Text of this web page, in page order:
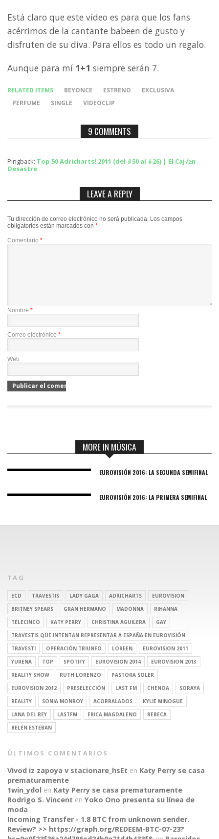
Está claro que este vídeo es para que los fans
acérrimos de la cantante babeen de gusto y
disfruten de su diva. Para ellos es todo un regalo.
Aunque para mí 1+1 siempre serán 7.
RELATED ITEMS BEYONCE ESTRENO
EXCLUSIVA
PERFUME
SINGLE VIDEOCLIP
9 COMMENTS
Pingback: Top 50 Adricharts! 2011 (del #50 al #26) | El Caj√≥n
Desastre
LEAVE A REPLY
Tu dirección de correo electrónico no será publicada. Los campos
obligatorios están marcados con *
Comentario *
Nombre *
Correo electrónico *
Web
MORE IN MÚSICA
EUROVISIÓN 2016: LA SEGUNDA SEMIFINAL
EUROVISIÓN 2016: LA PRIMERA SEMIFINAL
TAG
ECD TRAVESTIS LADY GAGA ADRICHARTS
EUROVISION
BRITNEY SPEARS
GRAN HERMANO MADONNA
RIHANNA
TELECINCO
KATY PERRY CHRISTINA AGUILERA
GAY
TRAVESTIS QUE INTENTAN REPRESENTAR A ESPAÑA EN EUROVISIÓN
TRAVESTI
OPERACIÓN TRIUNFO LOREEN
EUROVISION 2011
YURENA
TOP SPOTIFY EUROVISION 2014
EUROVISION 2013
REALITY SHOW
RUTH LORENZO
PASTORA SOLER
EUROVISION 2012
PRESELECCIÓN LAST FM CHENOA
SORAYA
REALITY
SONIA MONROY ACORRALADOS
KYLIE MINOGUE
LANA DEL REY
LASTFM ERICA MAGDALENO
REBECA
BELÉN ESTEBAN
ÚLTIMOS COMENTARIOS
Vivod iz zapoya v stacionare_hsEt en Katy Perry se casa
prematuramente
1win_ydol en Katy Perry se casa prematuramente
Rodrigo S. Vincent en Yoko Ono presenta su línea de
moda
Incoming Transfer - 1.8 BTC from unknown sender.
Review? >> https://graph.org/REDEEM-BTC-07-23?